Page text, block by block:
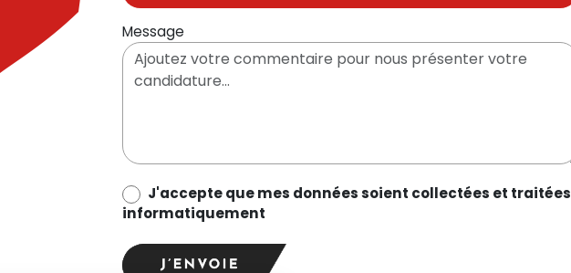
Message
data_process_optin
J'accepte que mes données soient collectées et traitées
informatiquement